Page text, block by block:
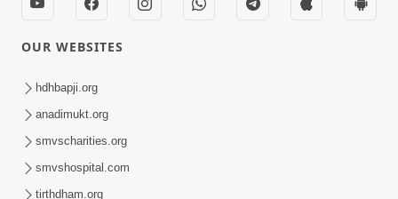
OUR WEBSITES
hdhbapji.org
anadimukt.org
smvscharities.org
smvshospital.com
tirthdham.org